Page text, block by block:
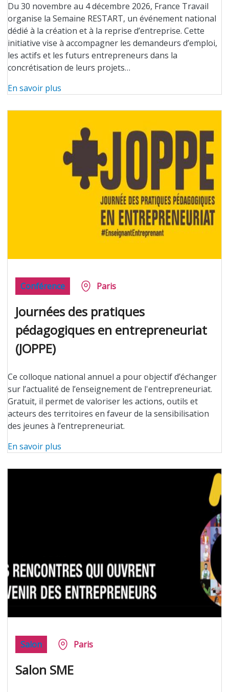
Du 30 novembre au 4 décembre 2026, France Travail
organise la Semaine RESTART, un événement national
dédié à la création et à la reprise d’entreprise. Cette
initiative vise à accompagner les demandeurs d’emploi,
les actifs et les futurs entrepreneurs dans la
concrétisation de leurs projets…
En savoir plus
Journées des pratiques
pédagogiques en entrepreneuriat
(JOPPE)
Conférence Paris
Ce colloque national annuel a pour objectif d’échanger
sur l’actualité de l’enseignement de l'entrepreneuriat.
Gratuit, il permet de valoriser les actions, outils et
acteurs des territoires en faveur de la sensibilisation
des jeunes à l’entrepreneuriat.
En savoir plus
Salon SME
Salon Paris